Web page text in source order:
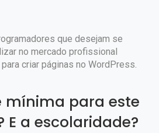
que desejam se
no mercado profissional
criar páginas no WordPress.
mínima para este
E a escolaridade?